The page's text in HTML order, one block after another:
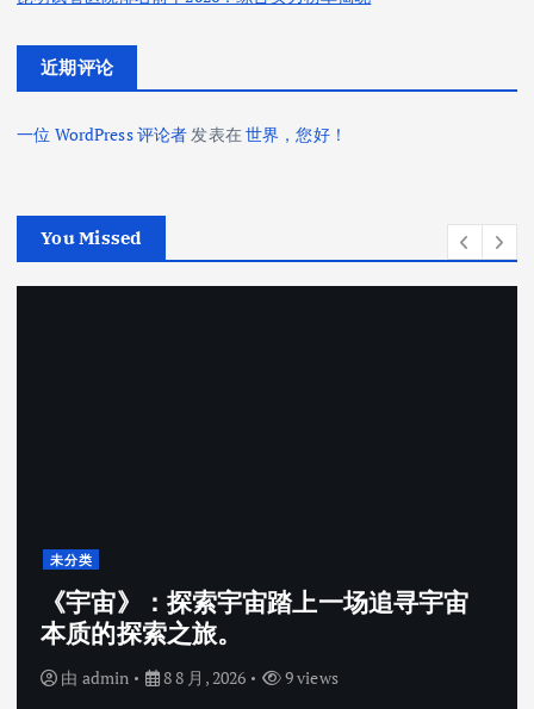
近期评论
一位 WordPress 评论者发表在世界，您好！
You Missed
未分类
《宇宙》：探索宇宙踏上一场追寻宇宙
本质的探索之旅。
由 admin 8 8 月, 2026 9 views